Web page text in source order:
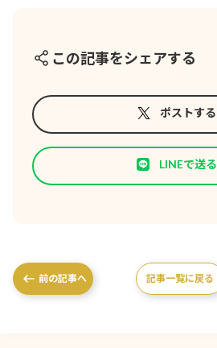
この記事をシェアする
ポストする
LINEで送る
前の記事へ 記事一覧に戻る